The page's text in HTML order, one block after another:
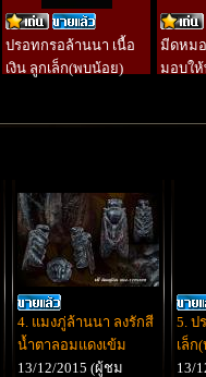
ปรอทกรอล้านนา เนื้อ
เงิน ลูกเล็ก(พบน้อย)
มีดหม
มอบใ
4. แมงภู่ล้านนา ลงรักสี
น้ำตาลอมแดงเข้ม
13/12/2015 (ผู้ชม
5. ป
เล็ก
13/